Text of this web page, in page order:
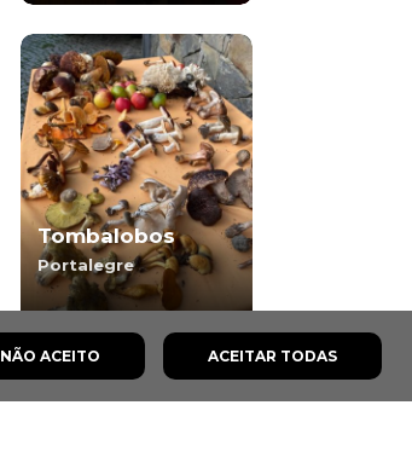
Tombalobos
Portalegre
NÃO ACEITO ACEITAR TODAS